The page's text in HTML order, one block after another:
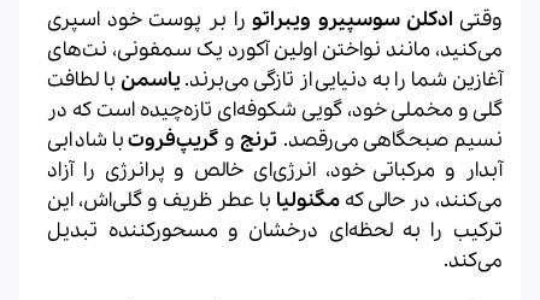
وقتی ادکلن سوسپیرو ویبراتورا بر پوست خود اسپری
می‌کنید، مانند نواختن اولین آکورد یک سمفونی، نت‌های
آغازین شما را به دنیایی از تازگی می‌برند.یاسمن با لطافت
گلی و مخملی خود، گویی شکوفه‌ای تازه‌چیده است که در
نسیم صبحگاهی می‌رقصد. ترنجو گریپ‌فروتبا شادابی
آبدار و مرکباتی خود، انرژی‌ای خالص و پرانرژی را آزاد
می‌کنند، در حالی کهمگنولیا با عطر ظریف و گلی‌اش، این
ترکیب را به لحظه‌ای درخشان و مسحورکننده تبدیل
می‌کند.